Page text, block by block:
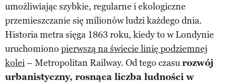
umożliwiając szybkie, regularne i ekologiczne
przemieszczanie się milionów ludzi każdego dnia.
Historia metra sięga 1863 roku, kiedy to w Londynie
uruchomiono pierwszą na świecie linię podziemnej
kolei– Metropolitan Railway. Od tego czasurozwój
urbanistyczny, rosnąca liczba ludności w